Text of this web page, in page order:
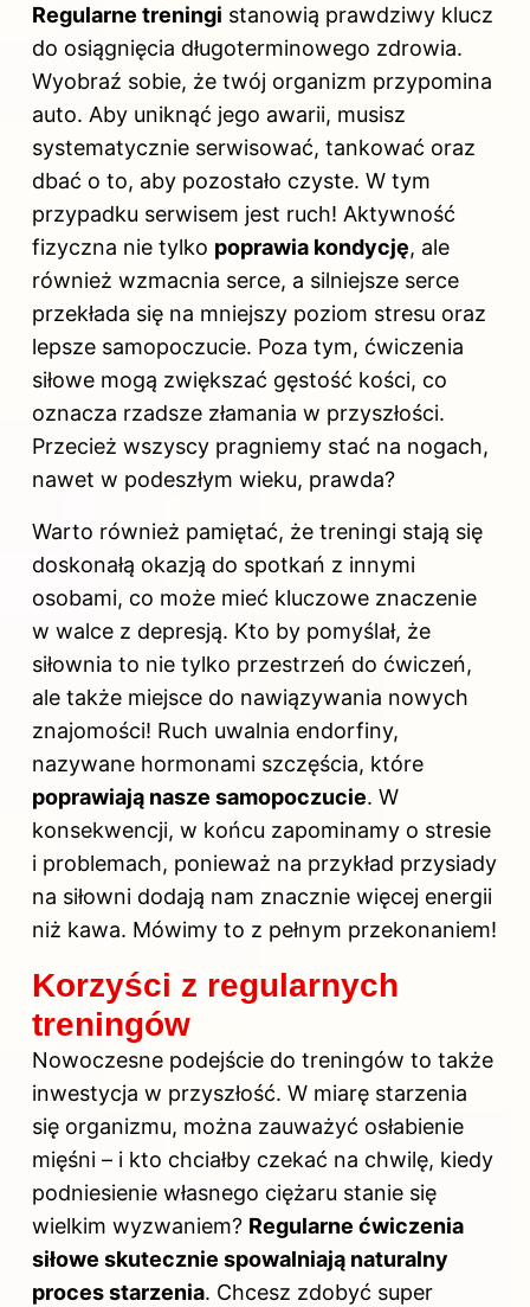
Regularne treningi stanowią prawdziwy klucz
do osiągnięcia długoterminowego zdrowia.
Wyobraź sobie, że twój organizm przypomina
auto. Aby uniknąć jego awarii, musisz
systematycznie serwisować, tankować oraz
dbać o to, aby pozostało czyste. W tym
przypadku serwisem jest ruch! Aktywność
fizyczna nie tylko poprawia kondycję, ale
również wzmacnia serce, a silniejsze serce
przekłada się na mniejszy poziom stresu oraz
lepsze samopoczucie. Poza tym, ćwiczenia
siłowe mogą zwiększać gęstość kości, co
oznacza rzadsze złamania w przyszłości.
Przecież wszyscy pragniemy stać na nogach,
nawet w podeszłym wieku, prawda?
Warto również pamiętać, że treningi stają się
doskonałą okazją do spotkań z innymi
osobami, co może mieć kluczowe znaczenie
w walce z depresją. Kto by pomyślał, że
siłownia to nie tylko przestrzeń do ćwiczeń,
ale także miejsce do nawiązywania nowych
znajomości! Ruch uwalnia endorfiny,
nazywane hormonami szczęścia, które
poprawiają nasze samopoczucie. W
konsekwencji, w końcu zapominamy o stresie
i problemach, ponieważ na przykład przysiady
na siłowni dodają nam znacznie więcej energii
niż kawa. Mówimy to z pełnym przekonaniem!
Korzyści z regularnych
treningów
Nowoczesne podejście do treningów to także
inwestycja w przyszłość. W miarę starzenia
się organizmu, można zauważyć osłabienie
mięśni – i kto chciałby czekać na chwilę, kiedy
podniesienie własnego ciężaru stanie się
wielkim wyzwaniem? Regularne ćwiczenia
siłowe skutecznie spowalniają naturalny
proces starzenia. Chcesz zdobyć super